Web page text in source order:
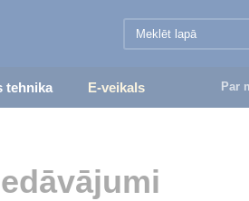
tehnika E-veikals Par